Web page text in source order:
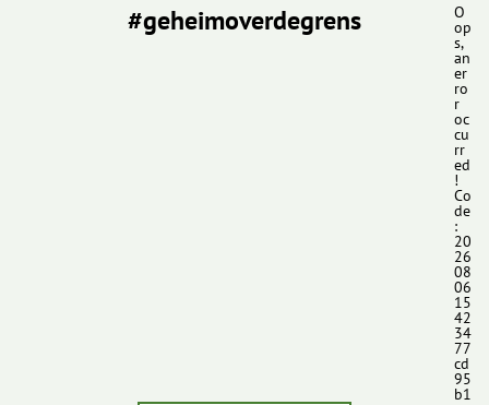
#geheimoverdegrens O
op
s,
an
er
ro
r
oc
cu
rr
ed
!
Co
de
:
20
26
08
06
15
42
34
77
cd
95
b1